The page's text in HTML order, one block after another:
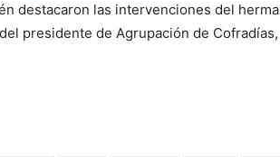
destacaron las intervenciones del
presidente de Agrupación de